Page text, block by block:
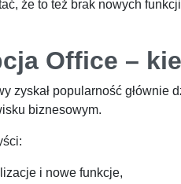
że to też brak nowych
Office –
zyskał popularność
biznesowym.
i nowe funkcje,